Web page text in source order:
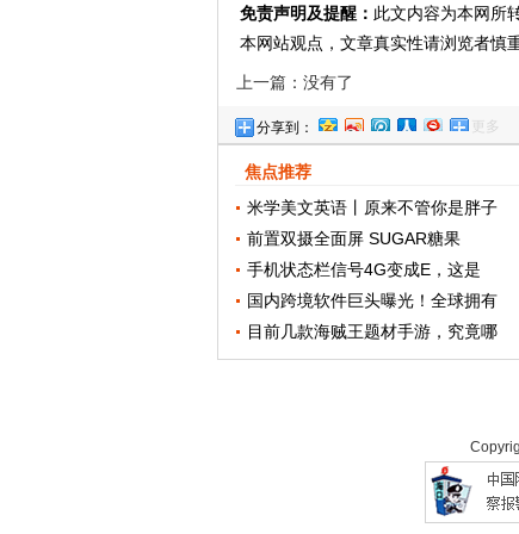
免责声明及提醒： 此文内容为本网所
本网站观点，文章真实性请浏览者慎
上一篇：没有了
分享到： 更多
焦点推荐
米学美文英语丨原来不管你是胖子
前置双摄全面屏 SUGAR糖果
手机状态栏信号4G变成E，这是
国内跨境软件巨头曝光！全球拥有
目前几款海贼王题材手游，究竟哪